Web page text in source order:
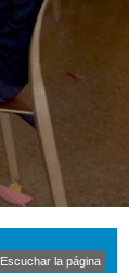
Escuchar la página